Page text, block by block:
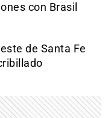
con Brasil
de Santa Fe